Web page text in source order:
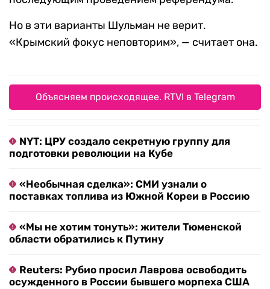
Но в эти варианты Шульман не верит.
«Крымский фокус неповторим», — считает она.
Объясняем происходящее. RTVI в Telegram
NYT: ЦРУ создало секретную группу для
подготовки революции на Кубе
«Необычная сделка»: СМИ узнали о
поставках топлива из Южной Кореи в Россию
«Мы не хотим тонуть»: жители Тюменской
области обратились к Путину
Reuters: Рубио просил Лаврова освободить
осужденного в России бывшего морпеха США